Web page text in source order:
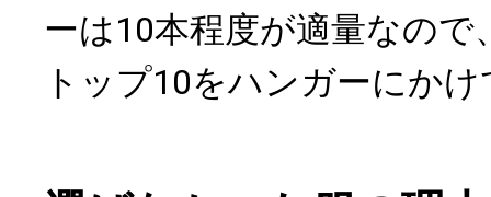
ーは10本程度が適量なので
トップ10をハンガーにか